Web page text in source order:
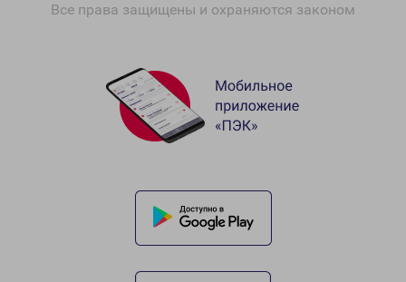
Все права защищены и охраняются законом